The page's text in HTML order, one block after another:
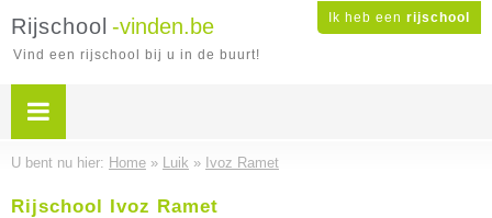
Ik heb een rijschool
Rijschool -vinden.be
Vind een rijschool bij u in de buurt!
U bent nu hier: Home » Luik » Ivoz Ramet
Rijschool Ivoz Ramet